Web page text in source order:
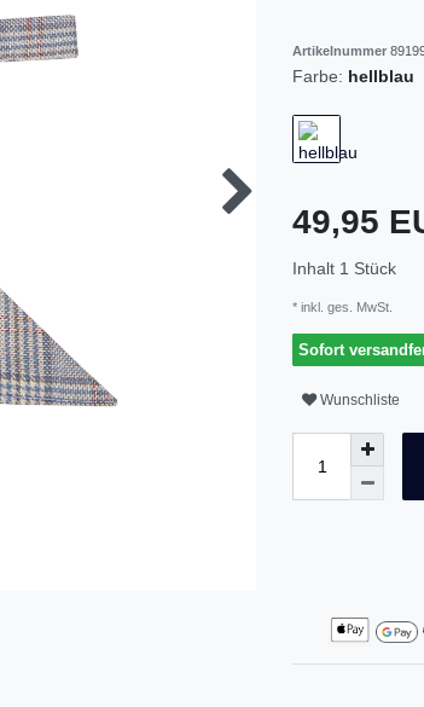
Artikelnummer
Farbe: hellblau
49,95
Inhalt 1 Stück
* inkl. ges. MwSt.
Sofort
Wunschliste